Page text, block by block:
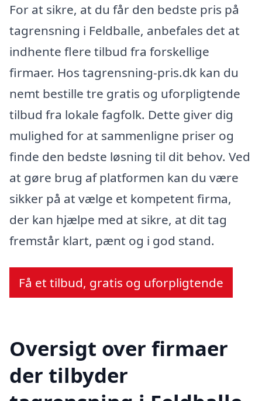
For at sikre, at du får den bedste pris på
tagrensning i Feldballe, anbefales det at
indhente flere tilbud fra forskellige
firmaer. Hos tagrensning-pris.dk kan du
nemt bestille tre gratis og uforpligtende
tilbud fra lokale fagfolk. Dette giver dig
mulighed for at sammenligne priser og
finde den bedste løsning til dit behov. Ved
at gøre brug af platformen kan du være
sikker på at vælge et kompetent firma,
der kan hjælpe med at sikre, at dit tag
fremstår klart, pænt og i god stand.
Få et tilbud, gratis og uforpligtende
Oversigt over firmaer
der tilbyder